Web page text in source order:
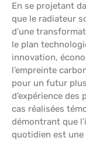
En se projetant
que le radiateur
d’une
le plan
innovation,
l’empreinte
pour un futur
d’expérience
cas réalisées
démontrant que
quotidien est